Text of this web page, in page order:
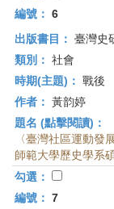
編號： 6
出版書目： 臺灣史
類別： 社會
時期(主題)： 戰後
作者： 黃韵婷
題名 (點擊閱讀)：
〈臺灣社區運動發
師範大學歷史學系
勾選：
編號： 7